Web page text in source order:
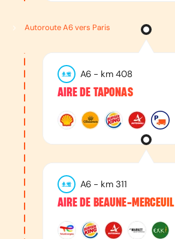
Autoroute A6 vers Paris
A6 - km 408
AIRE DE TAPONAS
A6 - km 311
AIRE DE BEAUNE-MERCEUIL